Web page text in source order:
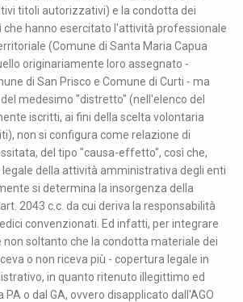
titoli autorizzativi) e la condotta dei
hanno esercitato l'attività professionale
(Comune di Santa Maria Capua
originariamente loro assegnato -
di San Prisco e Comune di Curti - ma
medesimo "distretto" (nell'elenco del
iscritti, ai fini della scelta volontaria
non si configura come relazione di
del tipo "causa-effetto", così che,
della attività amministrativa degli enti
si determina la insorgenza della
2043 c.c. da cui deriva la responsabilità
convenzionati. Ed infatti, per integrare
non soltanto che la condotta materiale dei
o non riceva più - copertura legale in
in quanto ritenuto illegittimo ed
o dal GA, ovvero disapplicato dall'AGO